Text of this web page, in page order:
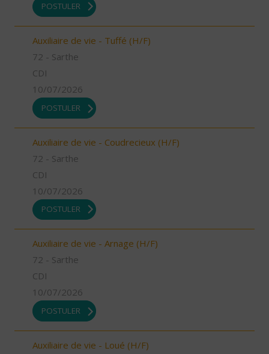
POSTULER
Auxiliaire de vie - Tuffé (H/F)
72 - Sarthe
CDI
10/07/2026
POSTULER
Auxiliaire de vie - Coudrecieux (H/F)
72 - Sarthe
CDI
10/07/2026
POSTULER
Auxiliaire de vie - Arnage (H/F)
72 - Sarthe
CDI
10/07/2026
POSTULER
Auxiliaire de vie - Loué (H/F)